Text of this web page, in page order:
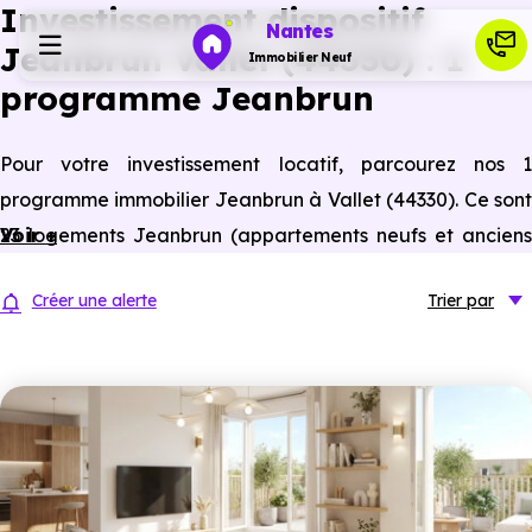
Nantes
Immobilier Neuf
Investir
Ressources
Financer
Investissement dispositif
Jeanbrun Vallet (44330) : 1
programme Jeanbrun
Pour votre investissement locatif, parcourez nos 1
programme immobilier Jeanbrun à Vallet (44330). Ce sont
23 logements Jeanbrun (appartements neufs et anciens
privé.
Voir +
Créer une alerte Trier par